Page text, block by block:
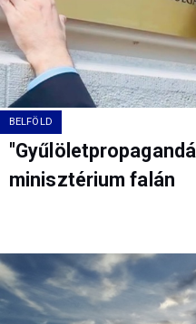
BELFÖLD
minisztérium falán